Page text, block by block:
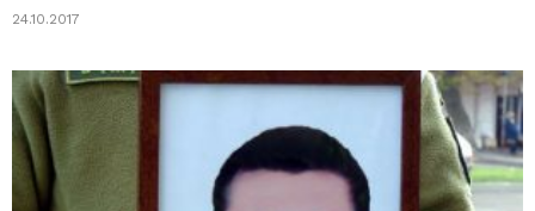
24.10.2017